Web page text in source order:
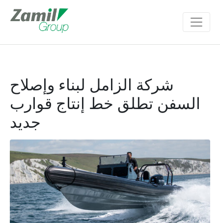
شركة الزامل لبناء وإصلاح
السفن تطلق خط إنتاج قوارب
جديد